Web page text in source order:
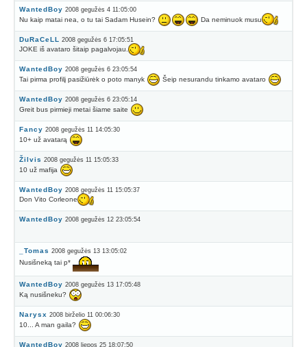
WantedBoy 2008 gegužės 4 11:05:00
Nu kaip matai nea, o tu tai Sadam Husein? Da neminuok musu
DuRaCeLL 2008 gegužės 6 17:05:51
JOKE iš avataro šitaip pagalvojau.
WantedBoy 2008 gegužės 6 23:05:54
Tai pirma profilį pasižiūrėk o poto manyk Šeip nesurandu tinkamo avataro
WantedBoy 2008 gegužės 6 23:05:14
Greit bus pirmieji metai šiame saite
Fancy 2008 gegužės 11 14:05:30
10+ už avatarą
Žilvis 2008 gegužės 11 15:05:33
10 už mafija
WantedBoy 2008 gegužės 11 15:05:37
Don Vito Corleone
WantedBoy 2008 gegužės 12 23:05:54
_Tomas 2008 gegužės 13 13:05:02
Nusišneką tai p*
WantedBoy 2008 gegužės 13 17:05:48
Ką nusišneku?
Narysx 2008 birželio 11 00:06:30
10... A man gaila?
WantedBoy 2008 liepos 25 18:07:50